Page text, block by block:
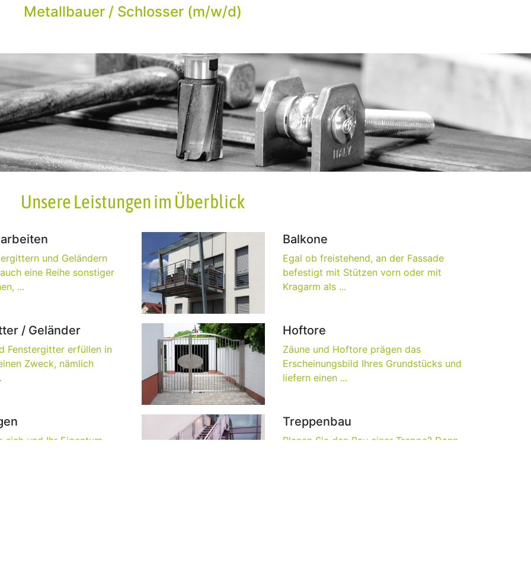
Metallbauer / Schlosser (m/w/d)
Unsere Leistungen im Überblick
und Geländern
eine Reihe sonstiger
...
Balkone
Egal ob freistehend, an der Fassade
befestigt mit Stützen vorn oder mit
Kragarm als ...
/ Geländer
Fenstergitter erfüllen in
Zweck, nämlich
Hoftore
Zäune und Hoftore prägen das
Erscheinungsbild Ihres Grundstücks und
liefern einen ...
sich und Ihr Eigentum
Treppenbau
Planen Sie den Bau einer Treppe? Dann